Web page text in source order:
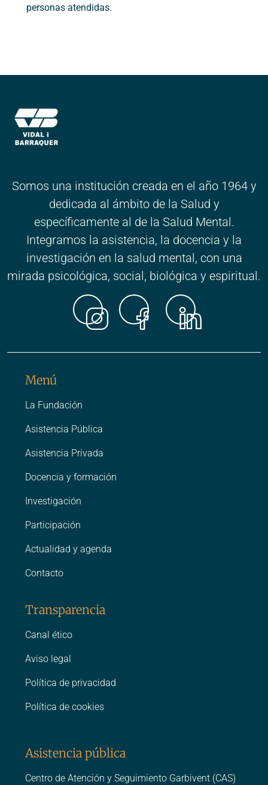
personas atendidas.
Somos una institución creada en el año 1964 y
dedicada al ámbito de la Salud y
específicamente al de la Salud Mental.
Integramos la asistencia, la docencia y la
investigación en la salud mental, con una
mirada psicológica, social, biológica y espiritual.
Menú
La Fundación
Asistencia Pública
Asistencia Privada
Docencia y formación
Investigación
Participación
Actualidad y agenda
Contacto
Transparencia
Canal ético
Aviso legal
Política de privacidad
Política de cookies
Asistencia pública
Centro de Atención y Seguimiento Garbivent (CAS)